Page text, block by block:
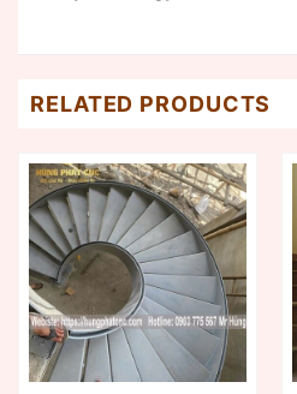
RELATED PRODUCTS